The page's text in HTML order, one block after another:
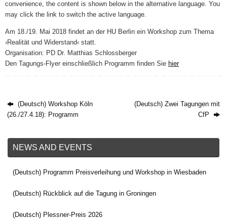
convenience, the content is shown below in the alternative language. You
may click the link to switch the active language.
Am 18./19. Mai 2018 findet an der HU Berlin ein Workshop zum Thema
›Realität und Widerstand‹ statt.
Organisation: PD Dr. Matthias Schlossberger
Den Tagungs-Flyer einschließlich Programm finden Sie hier
(Deutsch) Workshop Köln
(26./27.4.18): Programm
(Deutsch) Zwei Tagungen mit
CfP
NEWS AND EVENTS
(Deutsch) Programm Preisverleihung und Workshop in Wiesbaden
(Deutsch) Rückblick auf die Tagung in Groningen
(Deutsch) Plessner-Preis 2026